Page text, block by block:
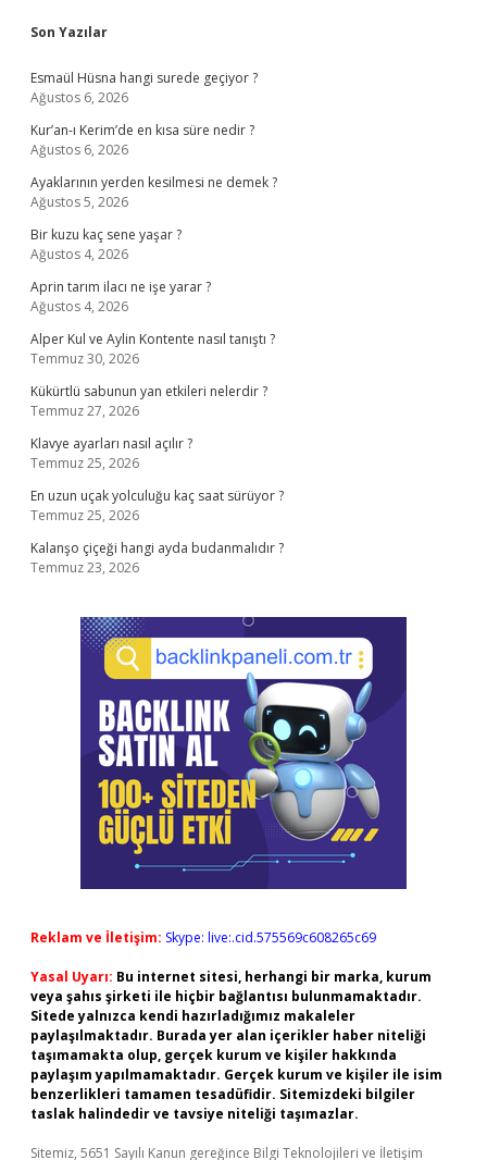
Sidebar
Son Yazılar
Esmaül Hüsna hangi surede geçiyor ?
Ağustos 6, 2026
Kur’an-ı Kerim’de en kısa süre nedir ?
Ağustos 6, 2026
Ayaklarının yerden kesilmesi ne demek ?
Ağustos 5, 2026
Bir kuzu kaç sene yaşar ?
Ağustos 4, 2026
Aprin tarım ilacı ne işe yarar ?
Ağustos 4, 2026
Alper Kul ve Aylin Kontente nasıl tanıştı ?
Temmuz 30, 2026
Kükürtlü sabunun yan etkileri nelerdir ?
Temmuz 27, 2026
Klavye ayarları nasıl açılır ?
Temmuz 25, 2026
En uzun uçak yolculuğu kaç saat sürüyor ?
Temmuz 25, 2026
Kalanşo çiçeği hangi ayda budanmalıdır ?
Temmuz 23, 2026
Reklam ve İletişim: Skype: live:.cid.575569c608265c69
Yasal Uyarı: Bu internet sitesi, herhangi bir marka, kurum
veya şahıs şirketi ile hiçbir bağlantısı bulunmamaktadır.
Sitede yalnızca kendi hazırladığımız makaleler
paylaşılmaktadır. Burada yer alan içerikler haber niteliği
taşımamakta olup, gerçek kurum ve kişiler hakkında
paylaşım yapılmamaktadır. Gerçek kurum ve kişiler ile isim
benzerlikleri tamamen tesadüfidir. Sitemizdeki bilgiler
taslak halindedir ve tavsiye niteliği taşımazlar.
Sitemiz, 5651 Sayılı Kanun gereğince Bilgi Teknolojileri ve İletişim